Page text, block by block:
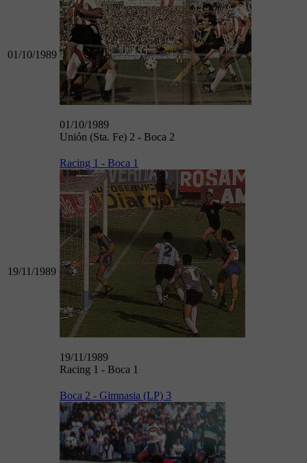
01/10/1989
01/10/1989
Unión (Sta. Fe) 2 - Boca 2
19/11/1989
Racing 1 - Boca 1
19/11/1989
Racing 1 - Boca 1
Boca 2 - Gimnasia (LP) 3